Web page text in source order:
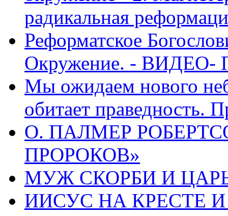
радикальная
Реформатское
Окружение. - ВИДЕО-
Мы ожидаем нового
обитает праведность.
О. ПАЛМЕР
ПРОРОКОВ»
МУЖ СКОРБИ И ЦАРЬ
ИИСУС НА КРЕСТЕ